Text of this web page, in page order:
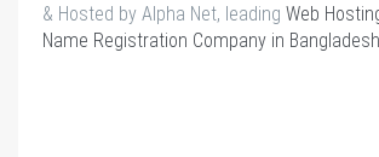
& Hosted by Alpha Net, leading Web
Name Registration Company in Bangladesh